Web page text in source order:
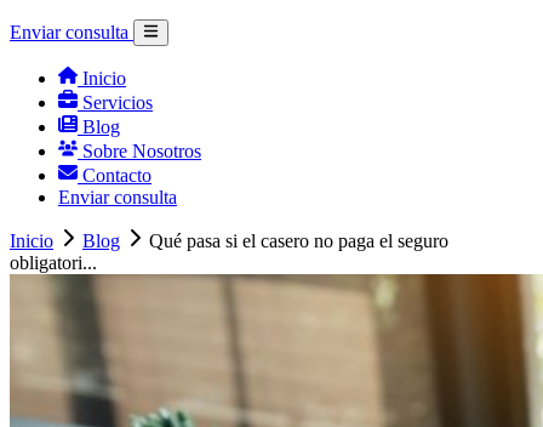
Enviar consulta
Inicio
Servicios
Blog
Sobre Nosotros
Contacto
Enviar consulta
Inicio Blog
Qué pasa si el casero no paga el seguro
obligatori...